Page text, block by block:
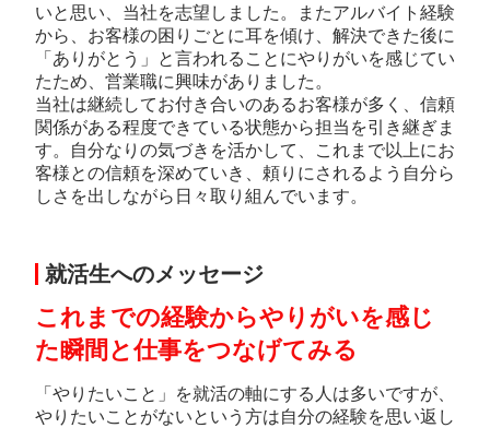
いと思い、当社を志望しました。またアルバイト経験
から、お客様の困りごとに耳を傾け、解決できた後に
「ありがとう」と言われることにやりがいを感じてい
たため、営業職に興味がありました。
当社は継続してお付き合いのあるお客様が多く、信頼
関係がある程度できている状態から担当を引き継ぎま
す。自分なりの気づきを活かして、これまで以上にお
客様との信頼を深めていき、頼りにされるよう自分ら
しさを出しながら日々取り組んでいます。
就活生へのメッセージ
これまでの経験からやりがいを感じ
た瞬間と仕事をつなげてみる
「やりたいこと」を就活の軸にする人は多いですが、
やりたいことがないという方は自分の経験を思い返し